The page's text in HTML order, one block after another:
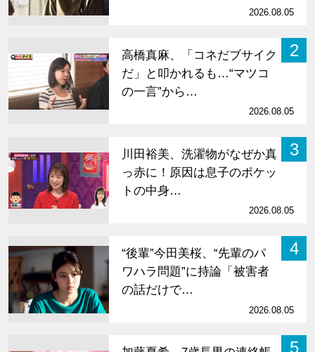
2026.08.05
2
高橋真麻、「コネだブサイク
だ」と叩かれるも…“マツコ
の一言”から…
2026.08.05
3
川田裕美、洗濯物がなぜか真
っ赤に！原因は息子のポケッ
トの中身…
2026.08.05
4
“後輩”今田美桜、“先輩のパ
ワハラ問題”に持論「被害者
の話だけで…
2026.08.05
5